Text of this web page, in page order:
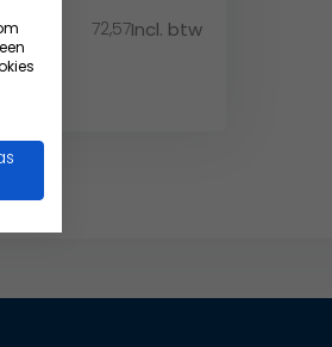
72,57Incl. btw